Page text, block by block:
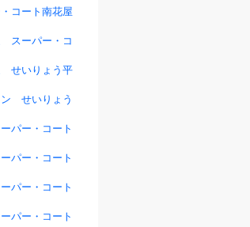
コート南花屋
スーパー・コ
せいりょう平
ン せいりょう
パー・コート
パー・コート
パー・コート
パー・コート